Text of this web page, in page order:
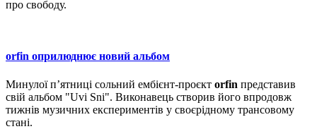
про свободу.
orfin оприлюднює новий альбом
Минулої п’ятниці сольний ембієнт-проєкт orfin представив
свій альбом "Uvi Sni". Виконавець створив його впродовж
тижнів музичних експериментів у своєрідному трансовому
стані.